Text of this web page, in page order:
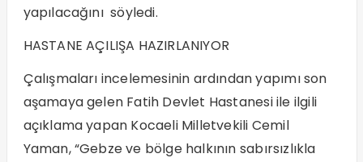
yapılacağını söyledi.
HASTANE AÇILIŞA HAZIRLANIYOR
Çalışmaları incelemesinin ardından yapımı son
aşamaya gelen Fatih Devlet Hastanesi ile ilgili
açıklama yapan Kocaeli Milletvekili Cemil
Yaman, “Gebze ve bölge halkının sabırsızlıkla